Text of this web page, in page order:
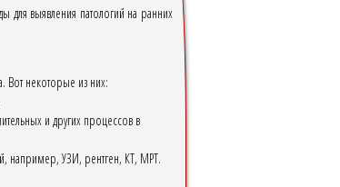
для выявления патологий на ранних
Вот некоторые из них:
и других процессов в
например, УЗИ, рентген, КТ, МРТ.